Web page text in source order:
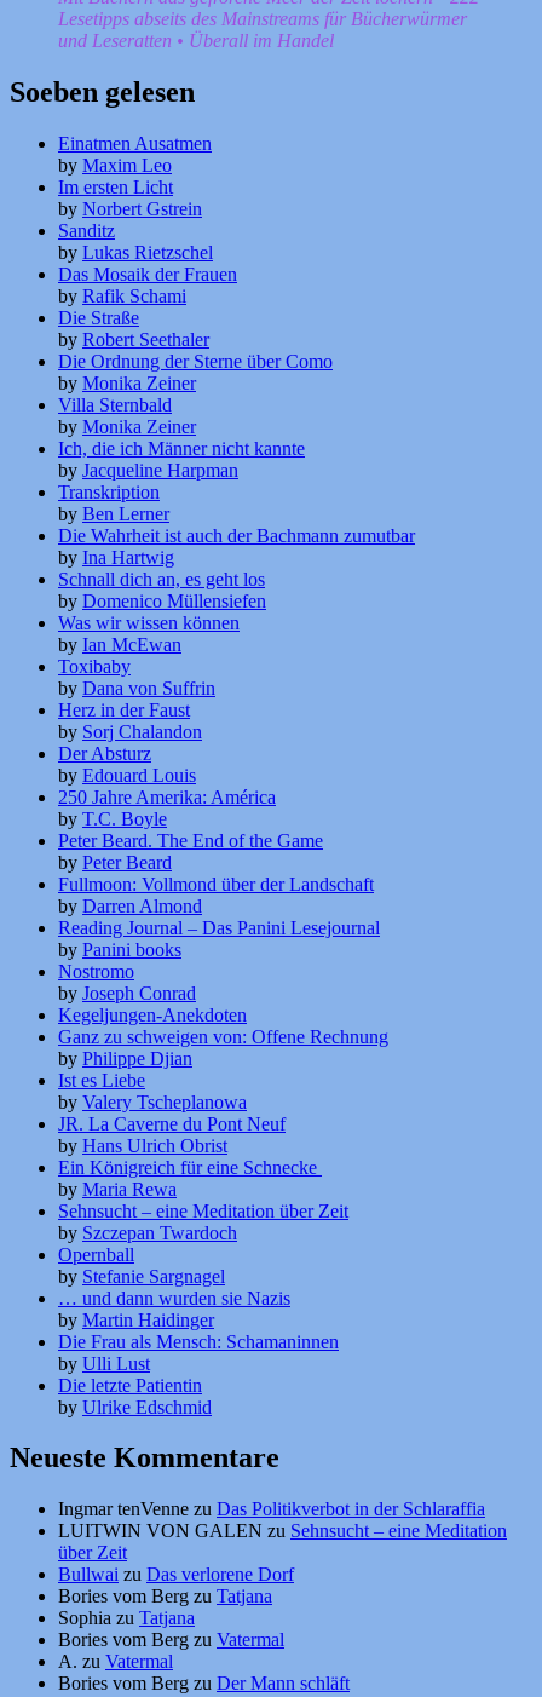
Lesetipps abseits des Mainstreams für Bücherwürmer
und Leseratten • Überall im Handel
Soeben gelesen
Einatmen Ausatmen
by Maxim Leo
Im ersten Licht
by Norbert Gstrein
Sanditz
by Lukas Rietzschel
Das Mosaik der Frauen
by Rafik Schami
Die Straße
by Robert Seethaler
Die Ordnung der Sterne über Como
by Monika Zeiner
Villa Sternbald
by Monika Zeiner
Ich, die ich Männer nicht kannte
by Jacqueline Harpman
Transkription
by Ben Lerner
Die Wahrheit ist auch der Bachmann zumutbar
by Ina Hartwig
Schnall dich an, es geht los
by Domenico Müllensiefen
Was wir wissen können
by Ian McEwan
Toxibaby
by Dana von Suffrin
Herz in der Faust
by Sorj Chalandon
Der Absturz
by Edouard Louis
250 Jahre Amerika: América
by T.C. Boyle
Peter Beard. The End of the Game
by Peter Beard
Fullmoon: Vollmond über der Landschaft
by Darren Almond
Reading Journal – Das Panini Lesejournal
by Panini books
Nostromo
by Joseph Conrad
Kegeljungen-Anekdoten
Ganz zu schweigen von: Offene Rechnung
by Philippe Djian
Ist es Liebe
by Valery Tscheplanowa
JR. La Caverne du Pont Neuf
by Hans Ulrich Obrist
Ein Königreich für eine Schnecke
by Maria Rewa
Sehnsucht – eine Meditation über Zeit
by Szczepan Twardoch
Opernball
by Stefanie Sargnagel
… und dann wurden sie Nazis
by Martin Haidinger
Die Frau als Mensch: Schamaninnen
by Ulli Lust
Die letzte Patientin
by Ulrike Edschmid
Neueste Kommentare
Ingmar tenVenne zu Das Politikverbot in der Schlaraffia
LUITWIN VON GALEN zu Sehnsucht – eine Meditation
über Zeit
Bullwai zu Das verlorene Dorf
Bories vom Berg zu Tatjana
Sophia zu Tatjana
Bories vom Berg zu Vatermal
A. zu Vatermal
Bories vom Berg zu Der Mann schläft